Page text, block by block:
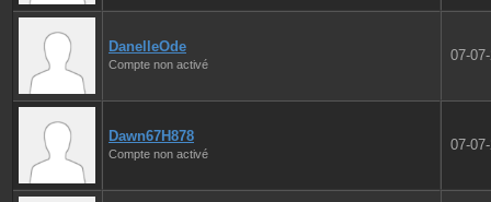
DanelleOde
Compte non activé
07-
Dawn67H878
Compte non activé
07-